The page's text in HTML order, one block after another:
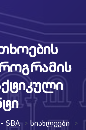
SBA > Სიახლეები >